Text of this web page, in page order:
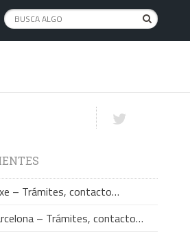
– Trámites, contacto…
– Trámites, contacto…